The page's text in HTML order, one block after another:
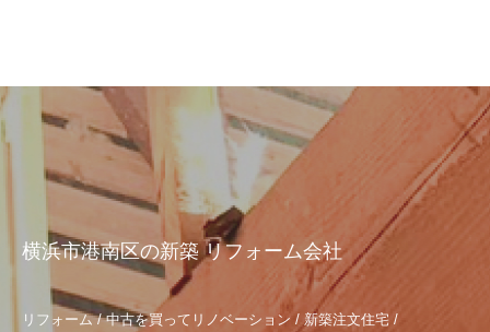
横浜市港南区の新築 リフォーム会社
リフォーム / 中古を買ってリノベーション / 新築注文住宅 /